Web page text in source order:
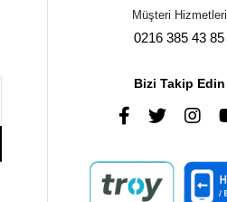
Müşteri Hizmetleri
0216 385 43 85
Bizi Takip Edin